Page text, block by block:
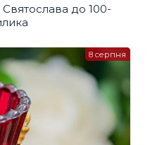
до 100-
8 серпня